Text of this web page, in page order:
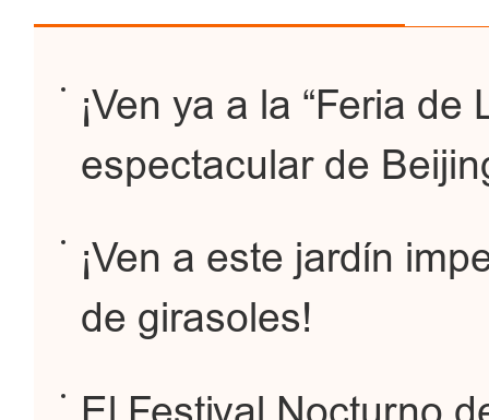
¡Ven ya a la “Feria
espectacular de
¡Ven a este jardín
de girasoles!